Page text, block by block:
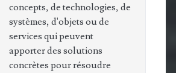
concepts, de technologies, de
systèmes, d'objets ou de
services qui peuvent
apporter des solutions
concrètes pour résoudre